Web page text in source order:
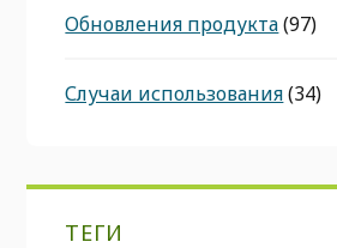
Обновления продукта(97)
Случаи использования(34)
ТЕГИ